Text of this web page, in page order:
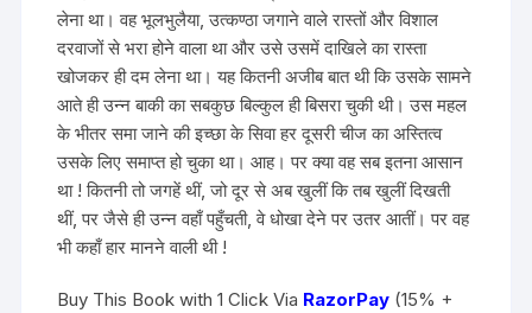
लेना था। वह भूलभुलैया, उत्कण्ठा जगाने वाले रास्तों और विशाल
दरवाजों से भरा होने वाला था और उसे उसमें दाखिले का रास्ता
खोजकर ही दम लेना था। यह कितनी अजीब बात थी कि उसके सामने
आते ही उन्न बाकी का सबकुछ बिल्कुल ही बिसरा चुकी थी। उस महल
के भीतर समा जाने की इच्छा के सिवा हर दूसरी चीज का अस्तित्व
उसके लिए समाप्त हो चुका था। आह। पर क्या वह सब इतना आसान
था ! कितनी तो जगहें थीं, जो दूर से अब खुलीं कि तब खुलीं दिखती
थीं, पर जैसे ही उन्न वहाँ पहुँचती, वे धोखा देने पर उतर आतीं। पर वह
भी कहाँ हार मानने वाली थी !
Buy This Book with 1 Click Via RazorPay (15% +